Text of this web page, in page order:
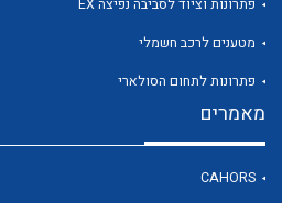
לכל מוצרי היצרן
פתרונות וציוד לסביבה נפיצה EX
מטענים לרכב חשמלי
פתרונות לתחום הסולארי
מאמרים
CAHORS